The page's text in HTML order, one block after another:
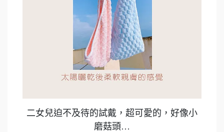
二女兒迫不及待的試戴，超可愛的，好像小
磨菇頭…